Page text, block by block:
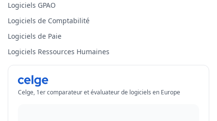
Logiciels GPAO
Logiciels de Comptabilité
Logiciels de Paie
Logiciels Ressources Humaines
Celge, 1er comparateur et évaluateur de logiciels en Europe